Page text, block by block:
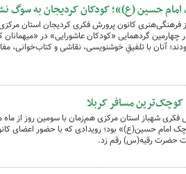
حسین (ع)»؛ کودکان کردیجان به سوگ
فرهنگی‌هنری کانون پرورش فکری کردیجان استان
چهارمین گردهمایی «کودکان عاشورایی» در
آنان با تلفیقِ خوشنویسی، نقاشی و کتاب‌خوانی،
مسافر کربلا
شهباز استان مرکزی هم‌زمان با سومین روز از ماه
امام حسین(ع)» بود؛ رویدادی که با حضور اعضای
حضرت رقیه(س) رقم زد.